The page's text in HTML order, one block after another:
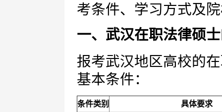
考条件、学习方式及
一、武汉在职法律硕
报考武汉地区高校的
基本条件：
条件类别
具体要求